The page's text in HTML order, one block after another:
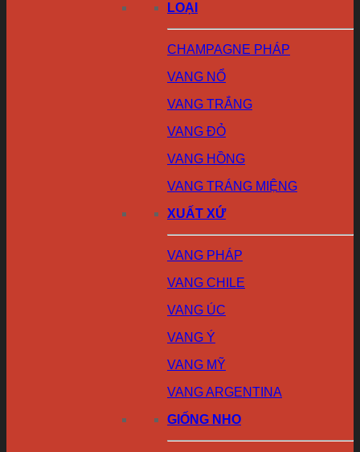
LOẠI
CHAMPAGNE PHÁP
VANG NỔ
VANG TRẮNG
VANG ĐỎ
VANG HỒNG
VANG TRÁNG MIỆNG
XUẤT XỨ
VANG PHÁP
VANG CHILE
VANG ÚC
VANG Ý
VANG MỸ
VANG ARGENTINA
GIỐNG NHO